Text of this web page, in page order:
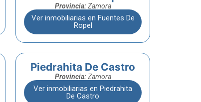
Provincia:Zamora
Ver inmobiliarias en Fuentes De
Ropel
Piedrahita De Castro
Provincia:Zamora
Ver inmobiliarias en Piedrahita
De Castro